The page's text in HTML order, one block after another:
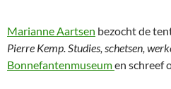
Marianne Aartsen bezocht de
Pierre Kemp. Studies, schetsen,
Bonnefantenmuseumen schreef